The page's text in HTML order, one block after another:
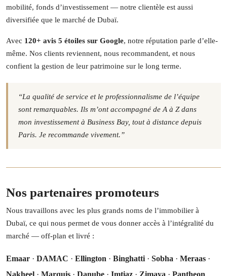
mobilité, fonds d’investissement — notre clientèle est aussi
diversifiée que le marché de Dubaï.
Avec 120+ avis 5 étoiles sur Google, notre réputation parle d’elle-
même. Nos clients reviennent, nous recommandent, et nous
confient la gestion de leur patrimoine sur le long terme.
“La qualité de service et le professionnalisme de l’équipe
sont remarquables. Ils m’ont accompagné de A à Z dans
mon investissement à Business Bay, tout à distance depuis
Paris. Je recommande vivement.”
Nos partenaires promoteurs
Nous travaillons avec les plus grands noms de l’immobilier à
Dubaï, ce qui nous permet de vous donner accès à l’intégralité du
marché — off-plan et livré :
Emaar · DAMAC · Ellington · Binghatti · Sobha · Meraas ·
Nakheel · Marquis · Danube · Imtiaz · Zimaya · Pantheon